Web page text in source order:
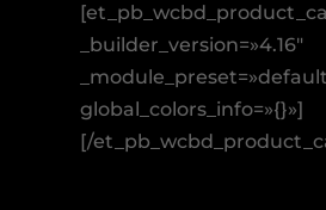
_builder_version=»4.16″
global_colors_info=»{}»]
[/